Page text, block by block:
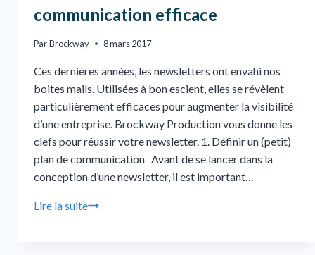
communication efficace
ParBrockway 8 mars 2017
Ces dernières années, les newsletters ont envahi nos
boites mails. Utilisées à bon escient, elles se révèlent
particulièrement efficaces pour augmenter la visibilité
d’une entreprise. Brockway Production vous donne les
clefs pour réussir votre newsletter. 1. Définir un (petit)
plan de communication Avant de se lancer dans la
conception d’une newsletter, il est important…
Lire la suite